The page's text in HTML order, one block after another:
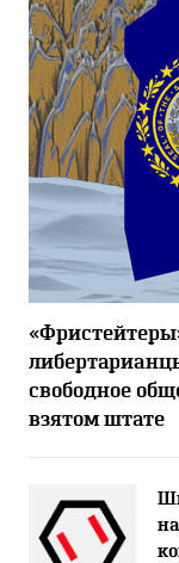
свободное
взятом штате